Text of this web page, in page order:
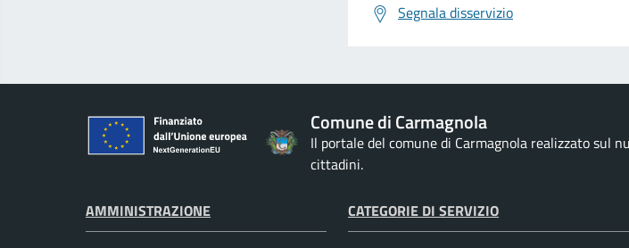
Segnala disservizio
Comune di Carmagnola
Il portale del comune di Carmagnola realizzato sul
cittadini.
AMMINISTRAZIONE CATEGORIE DI SERVIZIO